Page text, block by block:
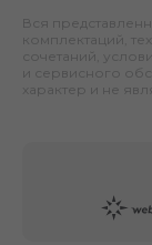
Вся
комплектаций,
сочетаний,
и сервисного
характер и не